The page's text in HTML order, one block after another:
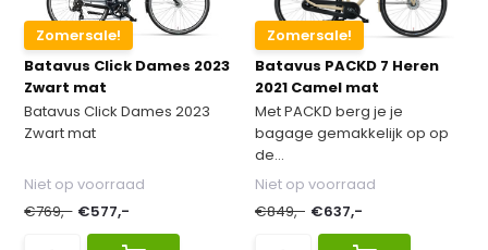
Zomersale!
Batavus Click Dames 2023
Zwart mat
Batavus Click Dames 2023
Zwart mat
Niet op voorraad
€769,- €577,-
Zomersale!
Batavus PACKD 7 Heren
2021 Camel mat
Met PACKD berg je je
bagage gemakkelijk op op
de...
Niet op voorraad
€849,- €637,-